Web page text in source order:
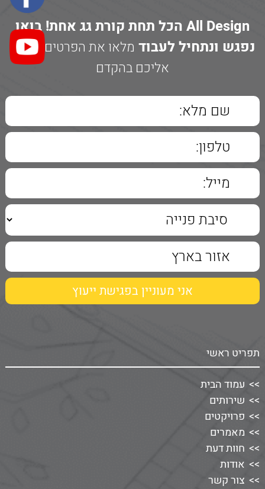
All Design הכל תחת קורת גג אחת! בואו
נפגש ונתחיל לעבוד מלאו את הפרטים ונחזור
אליכם בהקדם
תפריט ראשי
עמוד הבית
שירותים
פרויקטים
מאמרים
חוות דעת
אודות
צור קשר